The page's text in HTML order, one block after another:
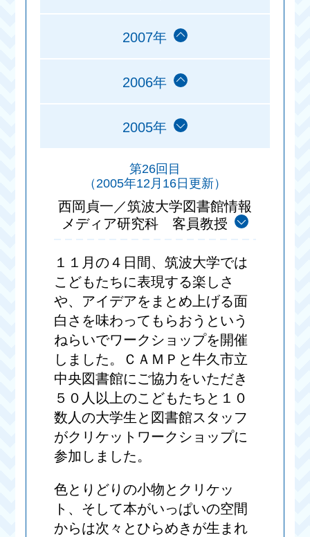
2007年
2006年
2005年
第26回目
（2005年12月16日更新）
西岡貞一／筑波大学図書館情報
メディア研究科 客員教授
１１月の４日間、筑波大学では
こどもたちに表現する楽しさ
や、アイデアをまとめ上げる面
白さを味わってもらおうという
ねらいでワークショップを開催
しました。ＣＡＭＰと牛久市立
中央図書館にご協力をいただき
５０人以上のこどもたちと１０
数人の大学生と図書館スタッフ
がクリケットワークショップに
参加しました。
色とりどりの小物とクリケッ
ト、そして本がいっぱいの空間
からは次々とひらめきが生まれ